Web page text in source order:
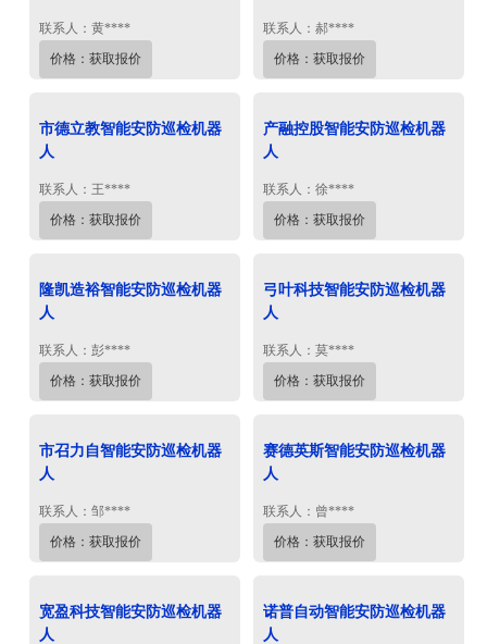
联系人：黄****
价格：获取报价
联系人：郝****
价格：获取报价
市德立教智能安防巡检机器
人
联系人：王****
价格：获取报价
产融控股智能安防巡检机器
人
联系人：徐****
价格：获取报价
隆凯造裕智能安防巡检机器
人
联系人：彭****
价格：获取报价
弓叶科技智能安防巡检机器
人
联系人：莫****
价格：获取报价
市召力自智能安防巡检机器
人
联系人：邹****
价格：获取报价
赛德英斯智能安防巡检机器
人
联系人：曾****
价格：获取报价
宽盈科技智能安防巡检机器
人
诺普自动智能安防巡检机器
人